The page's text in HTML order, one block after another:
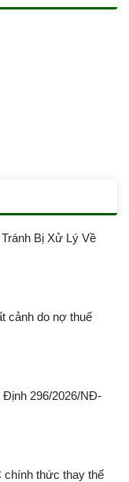
Bị Xử Lý Về
cảnh do nợ thuế
296/2026/NĐ-
chính thức thay thế